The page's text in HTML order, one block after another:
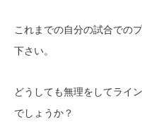
これまでの自分の試合での
下さい。
どうしても無理をしてライ
でしょうか？